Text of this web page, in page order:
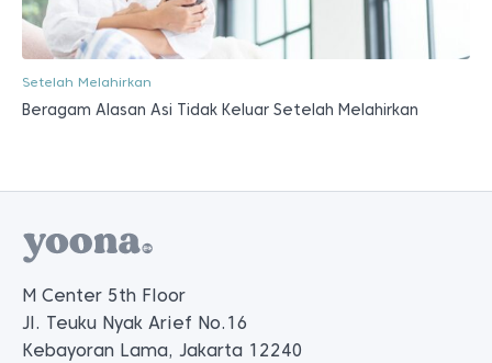
Setelah Melahirkan
Beragam Alasan Asi Tidak Keluar Setelah Melahirkan
M Center 5th Floor
Jl. Teuku Nyak Arief No.16
Kebayoran Lama, Jakarta 12240